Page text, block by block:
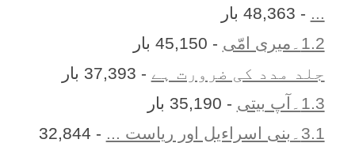
... - 48,363 بار
1.2۔میری امّی
- 45,150 بار
جلد مدد کی ضرورت ہے - 37,393 بار
1.3۔آپ بیتی
- 35,190 بار
3.1۔بنی اسراءیل اور ریاست ...
- 32,844